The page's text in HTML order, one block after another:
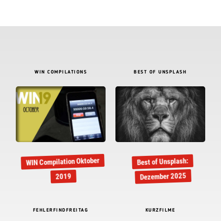
WIN COMPILATIONS
WIN Compilation Oktober
2019
BEST OF UNSPLASH
Best of Unsplash:
Dezember 2025
FEHLERFINDFREITAG KURZFILME